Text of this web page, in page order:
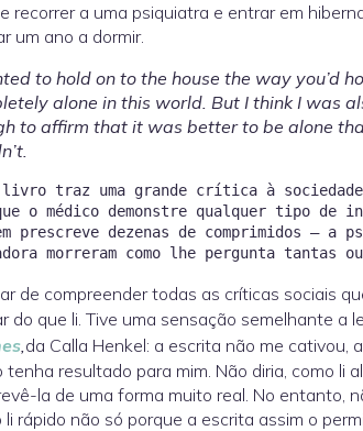
recorrer a uma psiquiatra e entrar em
um ano a dormir.
to hold on to the house the way you’d
alone in this world. But I think I was
to affirm that it was better to be alone
livro traz uma grande crítica à
o médico demonstre qualquer tipo de
prescreve dezenas de comprimidos —
de compreender todas as críticas sociais
do que li. Tive uma sensação semelhante a
,da Calla Henkel: a escrita não me cativou,
tenha resultado para mim. Não diria, como li
la de uma forma muito real. No entanto,
li rápido não só porque a escrita assim o